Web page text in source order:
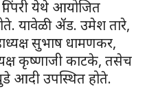
पिंपरी येथे आयोजित
यावेळी ॲड. उमेश तारे,
सुभाष धामणकर,
कृष्णाजी काटके, तसेच
आदी उपस्थित होते.